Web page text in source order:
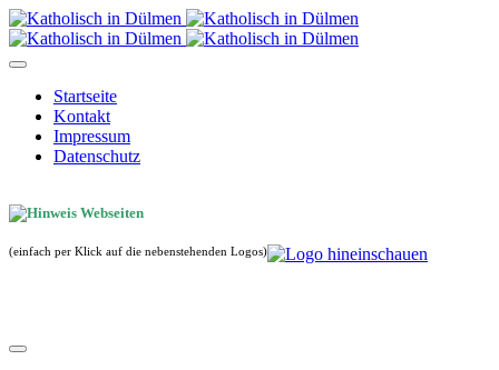
Startseite
Kontakt
Impressum
Datenschutz
(einfach per Klick auf die nebenstehenden Logos)